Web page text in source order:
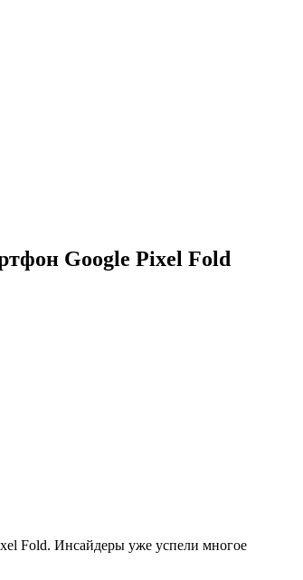
Google Pixel Fold
Fold. Инсайдеры уже успели многое